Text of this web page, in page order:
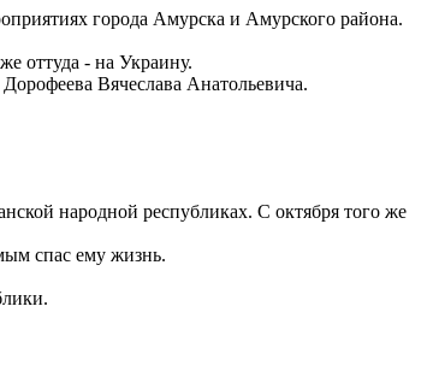
города Амурска и Амурского района.
оттуда - на Украину.
Вячеслава Анатольевича.
народной республиках. С октября того же
спас ему жизнь.